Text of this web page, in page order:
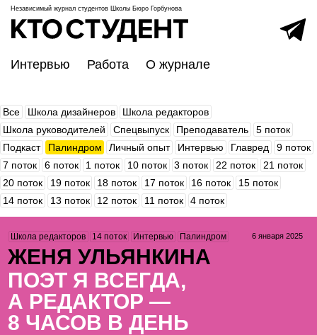
Независимый журнал студентов Школы Бюро Горбунова
Интервью Работа О журнале
Все Школа дизайнеров
Школа редакторов
Школа руководителей
Спецвыпуск Преподаватель
5 поток
Подкаст
Палиндром Личный опыт Интервью Главред
9 поток
7 поток
6 поток 1 поток 10 поток 3 поток 22 поток
21 поток
20 поток
19 поток 18 поток 17 поток 16 поток
15 поток
14 поток
13 поток 12 поток 11 поток 4 поток
Школа редакторов 14 поток Интервью Палиндром 6 января 2025
ЖЕНЯ УЛЬЯНКИНА
ПОЭТ Я ВСЕГДА,
А РЕДАКТОР —
8 ЧАСОВ В ДЕНЬ